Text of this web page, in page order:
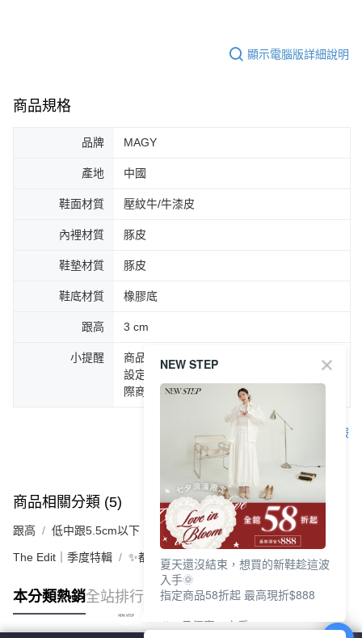
顯示電腦版詳細說明
商品規格
品牌 MAGY
產地 中國
鞋面材質 壓紋牛/牛漆皮
內裡材質 豚皮
鞋墊材質 豚皮
鞋底材質 橡膠底
跟高 3 cm
小提醒
商品圖片顏色會因拍攝燈光環境或個人螢幕
設定不同，而造成部份色差現象，顏色以實
際商品為主。
客服
商品相關分類 (5) 查看全部
跟高 低中跟5.5cm以下
The Edit｜季度特輯 ✨都會LADY美學 | 時髦跟鞋
本分類熱銷全站排行
NEW STEP
夏天還沒結束，想買的新鞋趁這波
入手🌞
指定商品58折起 最高現折$888
🎉 8月優惠一次看